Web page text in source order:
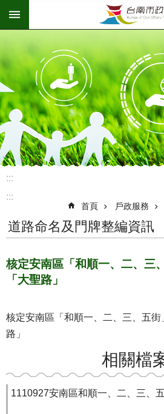
跳到主要內容區塊
:::
:::
首頁 戶政服務
道路命名及門牌整編資訊
核定安南區「和順一、二、三
「大聖路」
核定安南區「和順一、二、三、五
路」
相關檔
1110927安南區和順一、二、三、